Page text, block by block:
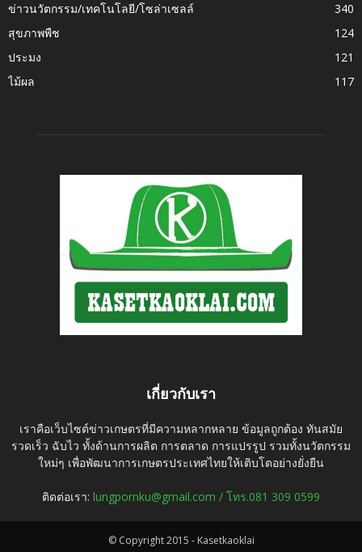
ข่าวนวัตกรรม/เทคโนโลยี/โซล่าเซลล์
340
สุขภาพพืช
124
ประมง
121
ไม้ผล
117
เกี่ยวกับเรา
เราคือเว็บไซต์ข่าวเกษตรที่มีความหลากหลาย ข้อมูลถูกต้อง ทันสมัย
รวดเร็ว ฉับไว ทั้งด้านการผลิต การตลาด การแปรรูป รวมทั้งนวัตกรรม
ใหม่ๆ เพื่อพัฒนาการเกษตรประเทศไทยให้เติบโตอย่างยั่งยืน
ติดต่อเรา: lungpornku@gmail.com / โทร.081 309 0599
© Copyright 2015 - Kasetkaoklai